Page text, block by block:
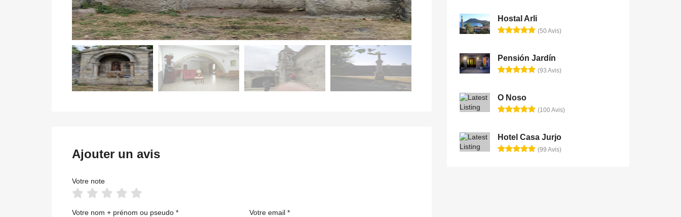
Ajouter un avis
Votre note
Votre nom + prénom ou pseudo * Votre email *
Hostal Arli
(50 Avis)
Pensión Jardín
(93 Avis)
O Noso
(100 Avis)
Hotel Casa Jurjo
(99 Avis)